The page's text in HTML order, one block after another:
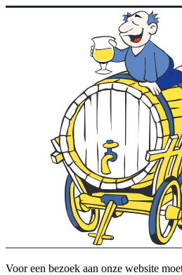
Voor een bezoek aan onze website